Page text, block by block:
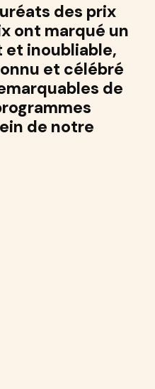
des prix
ont marqué un
et inoubliable,
et célébré
de
de notre